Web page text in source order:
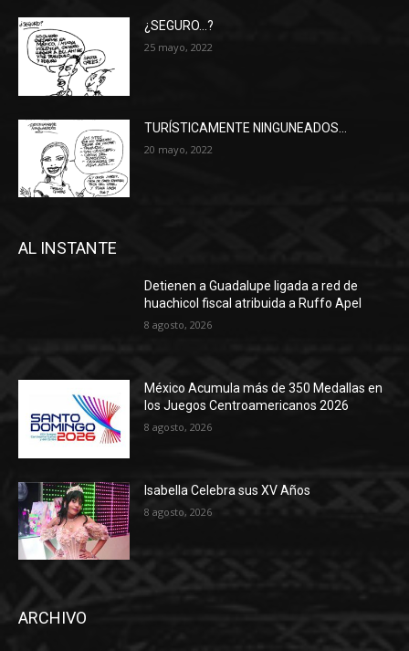
¿SEGURO…?
25 mayo, 2022
TURÍSTICAMENTE NINGUNEADOS…
20 mayo, 2022
AL INSTANTE
Detienen a Guadalupe ligada a red de
huachicol fiscal atribuida a Ruffo Apel
8 agosto, 2026
México Acumula más de 350 Medallas en
los Juegos Centroamericanos 2026
8 agosto, 2026
Isabella Celebra sus XV Años
8 agosto, 2026
ARCHIVO